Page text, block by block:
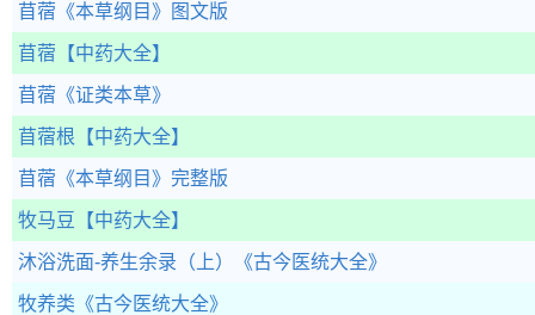
苜蓿 《本草纲目》图文版
苜蓿 【中药大全】
苜蓿 《证类本草》
苜蓿根 【中药大全】
苜蓿 《本草纲目》完整版
牧马豆 【中药大全】
沐浴洗面-养生余录（上） 《古今医统大全》
牧养类 《古今医统大全》